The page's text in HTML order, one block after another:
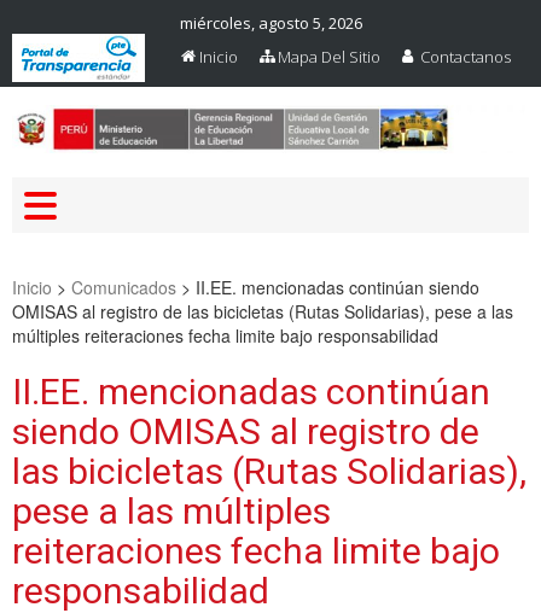
miércoles, agosto 5, 2026
Inicio
Mapa Del Sitio Contactanos
Inicio > Comunicados > II.EE. mencionadas continúan siendo
OMISAS al registro de las bicicletas (Rutas Solidarias), pese a las
múltiples reiteraciones fecha limite bajo responsabilidad
II.EE. mencionadas continúan
siendo OMISAS al registro de
las bicicletas (Rutas Solidarias),
pese a las múltiples
reiteraciones fecha limite bajo
responsabilidad